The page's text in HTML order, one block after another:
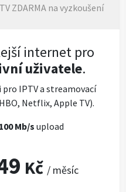
ZDARMA na vyzkoušení
internet pro
uživatele.
pro IPTV a streamovací
Netflix, Apple TV).
100 Mb/supload
Kč / měsíc